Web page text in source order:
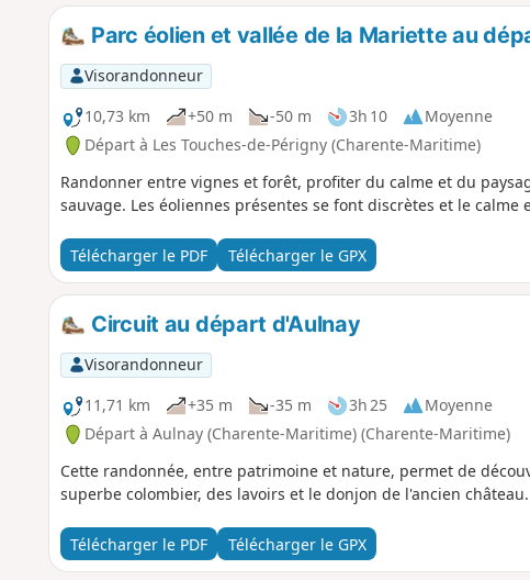
Parc éolien et vallée de la Mariette au
Visorandonneur
10,73 km
+50 m -50 m 3h 10
Moyenne
Départ à Les Touches-de-Périgny (Charente-Maritime)
Randonner entre vignes et forêt, profiter du calme et du
sauvage. Les éoliennes présentes se font discrètes et le calme
Télécharger le PDF Télécharger le GPX
Circuit au départ d'Aulnay
Visorandonneur
11,71 km
+35 m -35 m 3h 25
Moyenne
Départ à Aulnay (Charente-Maritime) (Charente-Maritime)
Cette randonnée, entre patrimoine et nature, permet de
superbe colombier, des lavoirs et le donjon de l'ancien château.
Télécharger le PDF Télécharger le GPX